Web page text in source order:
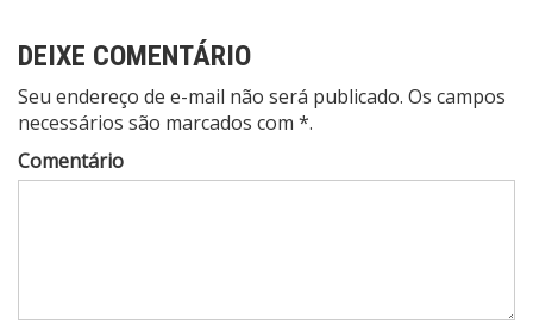
DEIXE COMENTÁRIO
Seu endereço de e-mail não será publicado. Os campos
necessários são marcados com *.
Comentário